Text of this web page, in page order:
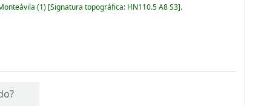
(1) Signatura topográfica: HN110.5 A8 S3 .